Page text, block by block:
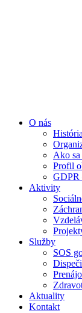
O nás
História
Ako
Profil
GDPR
Aktivity
Služby
SOS
Aktuality
Kontakt